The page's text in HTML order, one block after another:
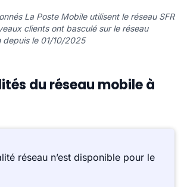
La Poste Mobile utilisent le réseau SFR
clients ont basculé sur le réseau
depuis le 01/10/2025
du réseau mobile à
réseau n’est disponible pour le